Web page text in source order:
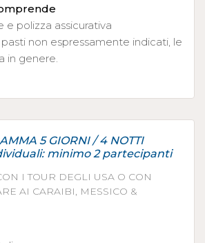
e polizza assicurativa
non espressamente indicati, le
in genere.
5 GIORNI / 4 NOTTI
minimo 2 partecipanti
I TOUR DEGLI USA O CON
AI CARAIBI, MESSICO &